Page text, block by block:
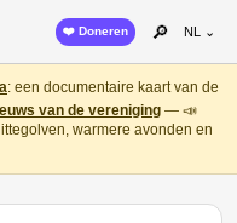
❤️ Doneren 🔎 NL ⌄
: een documentaire kaart van de
van de vereniging — 📣
warmere avonden en